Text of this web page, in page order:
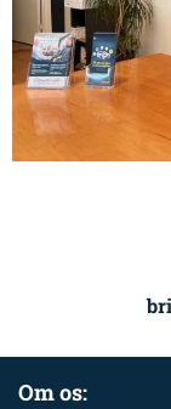
Om os: